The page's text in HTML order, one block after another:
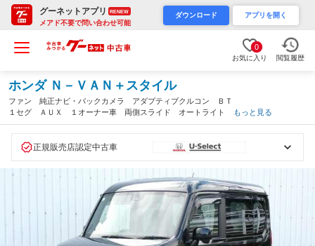
グーネットアプリ RENEW
メアド不要で問い合わせ可能
ダウンロード アプリを開く
0
お気に入り 閲覧履歴
ホンダ Ｎ－ＶＡＮ＋スタイル
ファン 純正ナビ・バックカメラ アダプティブクルコン ＢＴ
１セグ ＡＵＸ １オーナー車 両側スライド オートライト ス
マートキー キーフリー 運転席エアバッグ ＰＷ ＷＳＲＳ パ
もっと見る
正規販売店認定中古車